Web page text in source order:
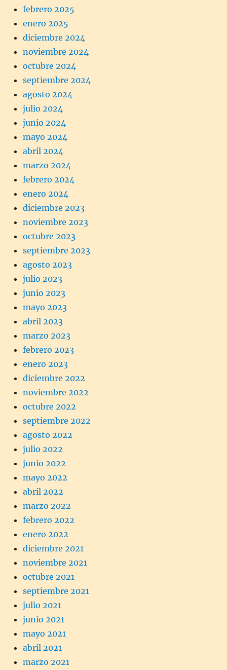
febrero 2025
enero 2025
diciembre 2024
noviembre 2024
octubre 2024
septiembre 2024
agosto 2024
julio 2024
junio 2024
mayo 2024
abril 2024
marzo 2024
febrero 2024
enero 2024
diciembre 2023
noviembre 2023
octubre 2023
septiembre 2023
agosto 2023
julio 2023
junio 2023
mayo 2023
abril 2023
marzo 2023
febrero 2023
enero 2023
diciembre 2022
noviembre 2022
octubre 2022
septiembre 2022
agosto 2022
julio 2022
junio 2022
mayo 2022
abril 2022
marzo 2022
febrero 2022
enero 2022
diciembre 2021
noviembre 2021
octubre 2021
septiembre 2021
julio 2021
junio 2021
mayo 2021
abril 2021
marzo 2021